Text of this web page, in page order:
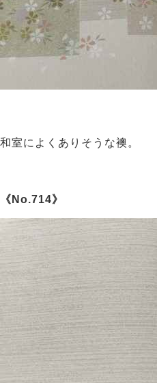
和室によくありそうな襖。
《No.714》